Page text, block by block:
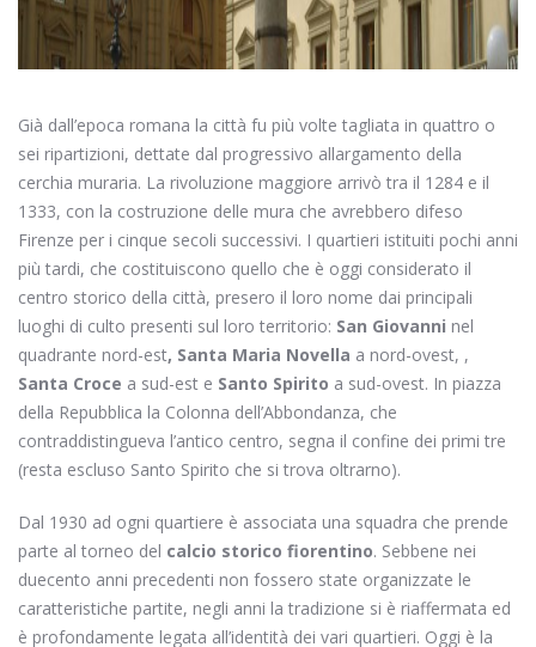
Già dall’epoca romana la città fu più volte tagliata in quattro o
sei ripartizioni, dettate dal progressivo allargamento della
cerchia muraria. La rivoluzione maggiore arrivò tra il 1284 e il
1333, con la costruzione delle mura che avrebbero difeso
Firenze per i cinque secoli successivi. I quartieri istituiti pochi anni
più tardi, che costituiscono quello che è oggi considerato il
centro storico della città, presero il loro nome dai principali
luoghi di culto presenti sul loro territorio: San Giovanni nel
quadrante nord-est, Santa Maria Novella a nord-ovest, ,
Santa Croce a sud-est e Santo Spirito a sud-ovest. In piazza
della Repubblica la Colonna dell’Abbondanza, che
contraddistingueva l’antico centro, segna il confine dei primi tre
(resta escluso Santo Spirito che si trova oltrarno).
Dal 1930 ad ogni quartiere è associata una squadra che prende
parte al torneo del calcio storico fiorentino. Sebbene nei
duecento anni precedenti non fossero state organizzate le
caratteristiche partite, negli anni la tradizione si è riaffermata ed
è profondamente legata all’identità dei vari quartieri. Oggi è la